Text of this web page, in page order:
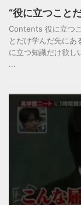
“役に立つこと
Contents 役に立つ
とだけ学んだ先にあ
に立つ知識だけ欲し
...